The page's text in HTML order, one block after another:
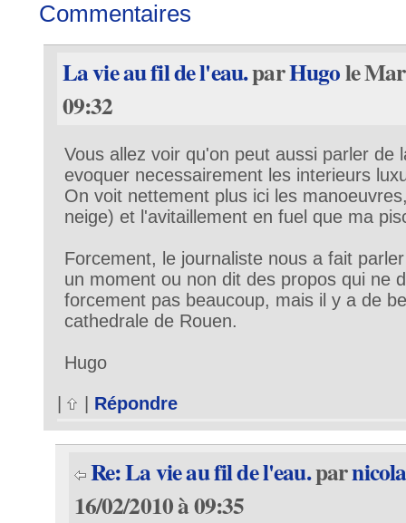
Commentaires
La vie au fil de l'eau.parHugole
09:32
Vous allez voir qu'on peut aussi parler de
evoquer necessairement les interieurs
On voit nettement plus ici les
neige) et l'avitaillement en fuel que ma
Forcement, le journaliste nous a fait
un moment ou non dit des propos qui ne
forcement pas beaucoup, mais il y a de
cathedrale de Rouen.
Hugo
Répondre
Re: La vie au fil de l'eau.parnicola
16/02/2010 à 09:35